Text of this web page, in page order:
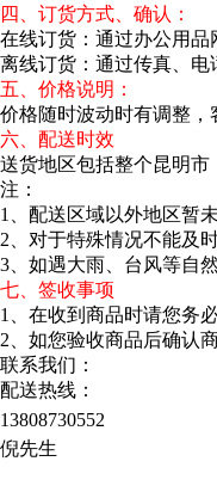
四、订货方式、确认：
在线订货：通过办公用品
离线订货：通过传真、电
五、价格说明：
价格随时波动时有调整，
六、配送时效
送货地区包括整个昆明市
注：
1、配送区域以外地区暂
2、对于特殊情况不能及
3、如遇大雨、台风等自
七、签收事项
1、在收到商品时请您务
2、如您验收商品后确认
联系我们：
配送热线：
13808730552
倪先生